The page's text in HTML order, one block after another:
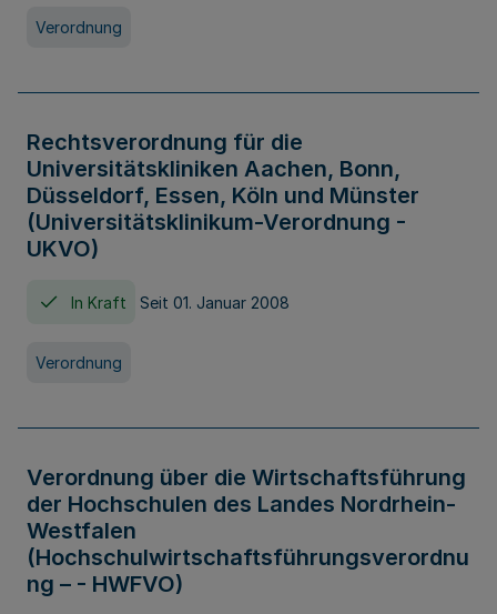
Verordnung
Rechtsverordnung für die
Universitätskliniken Aachen, Bonn,
Düsseldorf, Essen, Köln und Münster
(Universitätsklinikum-Verordnung -
UKVO)
In Kraft Seit 01. Januar 2008
Verordnung
Verordnung über die Wirtschaftsführung
der Hochschulen des Landes Nordrhein-
Westfalen
(Hochschulwirtschaftsführungsverordnu
ng – - HWFVO)